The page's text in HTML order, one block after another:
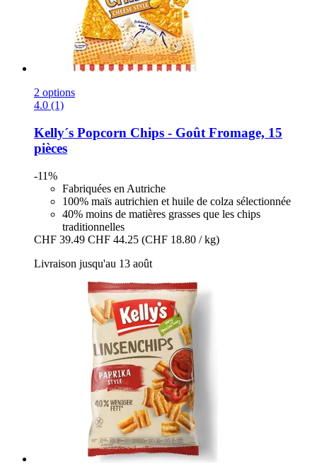
2 options
4.0 (1)
Kelly´s Popcorn Chips -​ Goût Fromage, 15
pièces
-11%
Fabriquées en Autriche
100% maïs autrichien et huile de colza sélectionnée
40% moins de matières grasses que les chips
traditionnelles
CHF 39.49 CHF 44.25 (CHF 18.80 / kg)
Livraison jusqu'au 13 août